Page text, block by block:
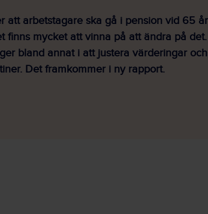
att arbetstagare ska gå i pension vid 65
finns mycket att vinna på att ändra på det.
bland annat i att justera värderingar och
Det framkommer i ny rapport.